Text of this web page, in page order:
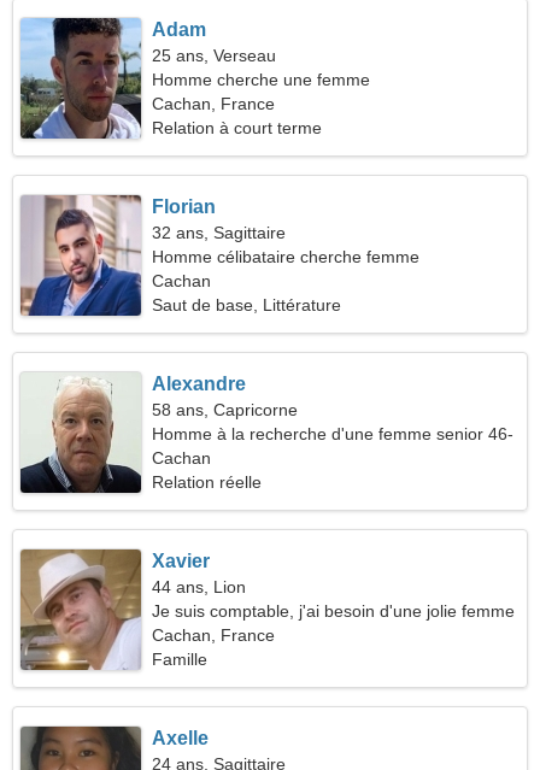
Adam
25 ans, Verseau
Homme cherche une femme
Cachan, France
Relation à court terme
Florian
32 ans, Sagittaire
Homme célibataire cherche femme
Cachan
Saut de base, Littérature
Alexandre
58 ans, Capricorne
Homme à la recherche d'une femme senior 46-
54
Cachan
Relation réelle
Xavier
44 ans, Lion
Je suis comptable, j'ai besoin d'une jolie femme
Cachan, France
Famille
Axelle
24 ans, Sagittaire